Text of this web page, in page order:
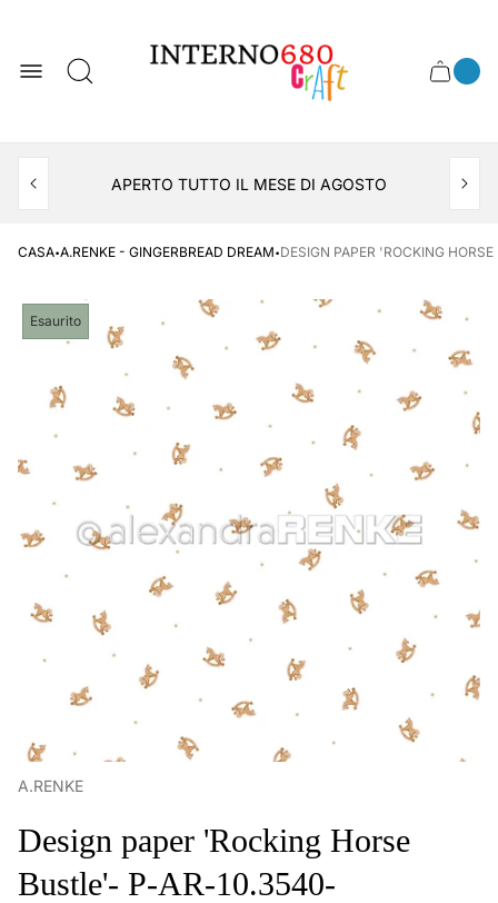
del
negozio
Cassetto
APERTO TUTTO IL MESE DI AGOSTO
CASA·A.RENKE - GINGERBREAD DREAM·DESIGN PAPER 'ROCKING
Etichetta
del
Esaurito
A.RENKE
Design paper 'Rocking Horse
Bustle'- P-AR-10.3540-